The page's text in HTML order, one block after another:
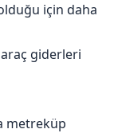
için daha
araç giderleri
metreküp